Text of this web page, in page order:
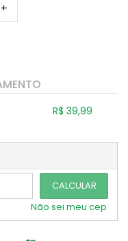
+
R$ 39,99
....
CALCULAR
Não sei meu cep